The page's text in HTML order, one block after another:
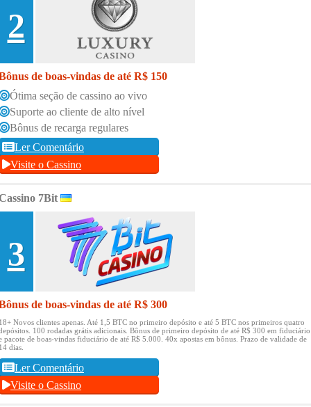
2
de boas-vindas de até R$ 150
Ótima seção de cassino ao vivo
Suporte ao cliente de alto nível
Bônus de recarga regulares
Ler Comentário
Visite o Cassino
7Bit
3
de boas-vindas de até R$ 300
Novos clientes apenas. Até 1,5 BTC no primeiro depósito e até 5 BTC nos primeiros quatro
100 rodadas grátis adicionais. Bônus de primeiro depósito de até R$ 300 em fiduciário
pacote de boas-vindas fiduciário de até R$ 5.000. 40x apostas em bônus. Prazo de validade de
dias.
Ler Comentário
Visite o Cassino